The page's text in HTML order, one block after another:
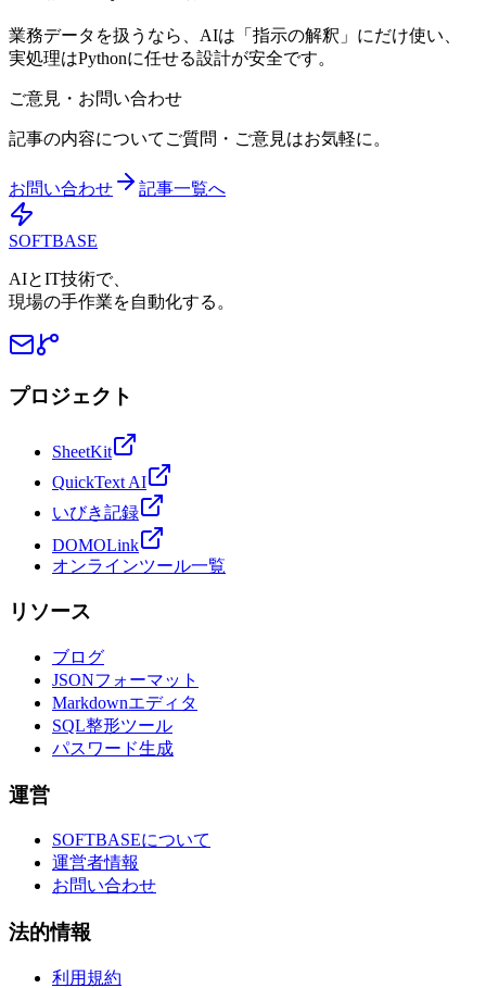
業務データを扱うなら、AIは「指示の解釈」にだけ使い、
実処理はPythonに任せる設計が安全です。
ご意見・お問い合わせ
記事の内容についてご質問・ご意見はお気軽に。
お問い合わせ 記事一覧へ
SOFTBASE
AIとIT技術で、
現場の手作業を自動化する。
プロジェクト
SheetKit
QuickText AI
いびき記録
DOMOLink
オンラインツール一覧
リソース
ブログ
JSONフォーマット
Markdownエディタ
SQL整形ツール
パスワード生成
運営
SOFTBASEについて
運営者情報
お問い合わせ
法的情報
利用規約